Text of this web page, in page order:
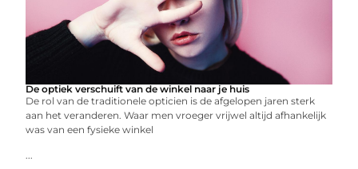
De optiek verschuift van de winkel naar je huis
De rol van de traditionele opticien is de afgelopen jaren sterk
aan het veranderen. Waar men vroeger vrijwel altijd afhankelijk
was van een fysieke winkel
...